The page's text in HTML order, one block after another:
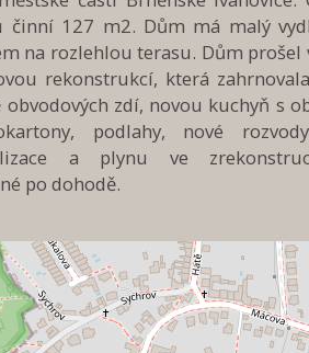
činní 127 m2. Dům má malý
na rozlehlou terasu. Dům prošel
rekonstrukcí, která
zdí, novou kuchyň s
podlahy, nové
a plynu ve
po dohodě.